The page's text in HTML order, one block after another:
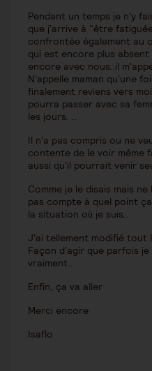
Pendant un temps je n'y
que j'arrive à "être
confrontée également au
qui est encore plus
encore avec nous..il
N'appelle maman qu'une
finalement reviens vers
pourra passer avec sa
les jours. ..
Il n'a pas compris ou ne
contente de le voir même
aussi qu'il pourrait venir
Comme je le disais mais
pas compte à quel point
la situation où je suis..
J'ai tellement modifié tout
Façon d'agir que parfois je
vraiment..
Enfin, ça va aller
Merci encore
Isaflo